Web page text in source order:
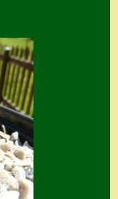
Hostas
Impressum
Kasse
Kontakt
Mein Konto
Naturformen